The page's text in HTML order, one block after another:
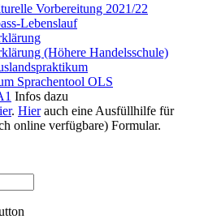
Vorbereitung 2021/22
Lebenslauf
(Höhere Handelsschule)
Sprachentool OLS
Infos dazu
. Hierauch eine Ausfüllhilfe für
online verfügbare) Formular.